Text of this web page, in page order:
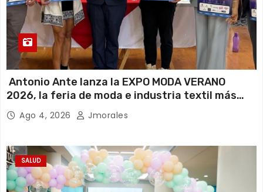
Antonio Ante lanza la EXPO MODA VERANO
2026, la feria de moda e industria textil más
importante del Ecuador
Ago 4, 2026 Jmorales
SALUD